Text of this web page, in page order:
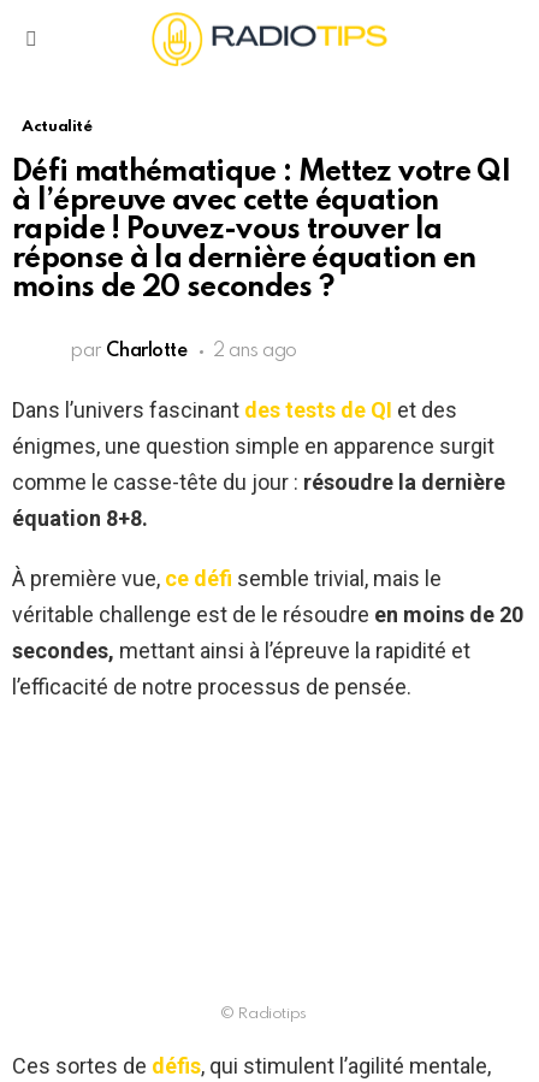
Actualité
Défi mathématique : Mettez votre QI
à l’épreuve avec cette équation
rapide ! Pouvez-vous trouver la
réponse à la dernière équation en
moins de 20 secondes ?
par Charlotte 2 ans ago
Dans l’univers fascinant des tests de QI et des
énigmes, une question simple en apparence surgit
comme le casse-tête du jour : résoudre la dernière
équation 8+8.
À première vue, ce défi semble trivial, mais le
véritable challenge est de le résoudre en moins de 20
secondes, mettant ainsi à l’épreuve la rapidité et
l’efficacité de notre processus de pensée.
© Radiotips
Ces sortes de défis, qui stimulent l’agilité mentale,